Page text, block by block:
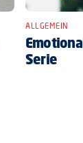
ALLGEMEIN
Serie